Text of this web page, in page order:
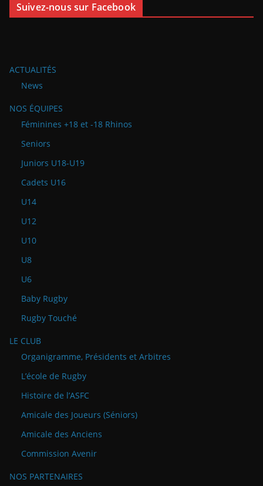
Suivez-nous sur Facebook
ACTUALITÉS
News
NOS ÉQUIPES
Féminines +18 et -18 Rhinos
Seniors
Juniors U18-U19
Cadets U16
U14
U12
U10
U8
U6
Baby Rugby
Rugby Touché
LE CLUB
Organigramme, Présidents et Arbitres
L’école de Rugby
Histoire de l’ASFC
Amicale des Joueurs (Séniors)
Amicale des Anciens
Commission Avenir
NOS PARTENAIRES